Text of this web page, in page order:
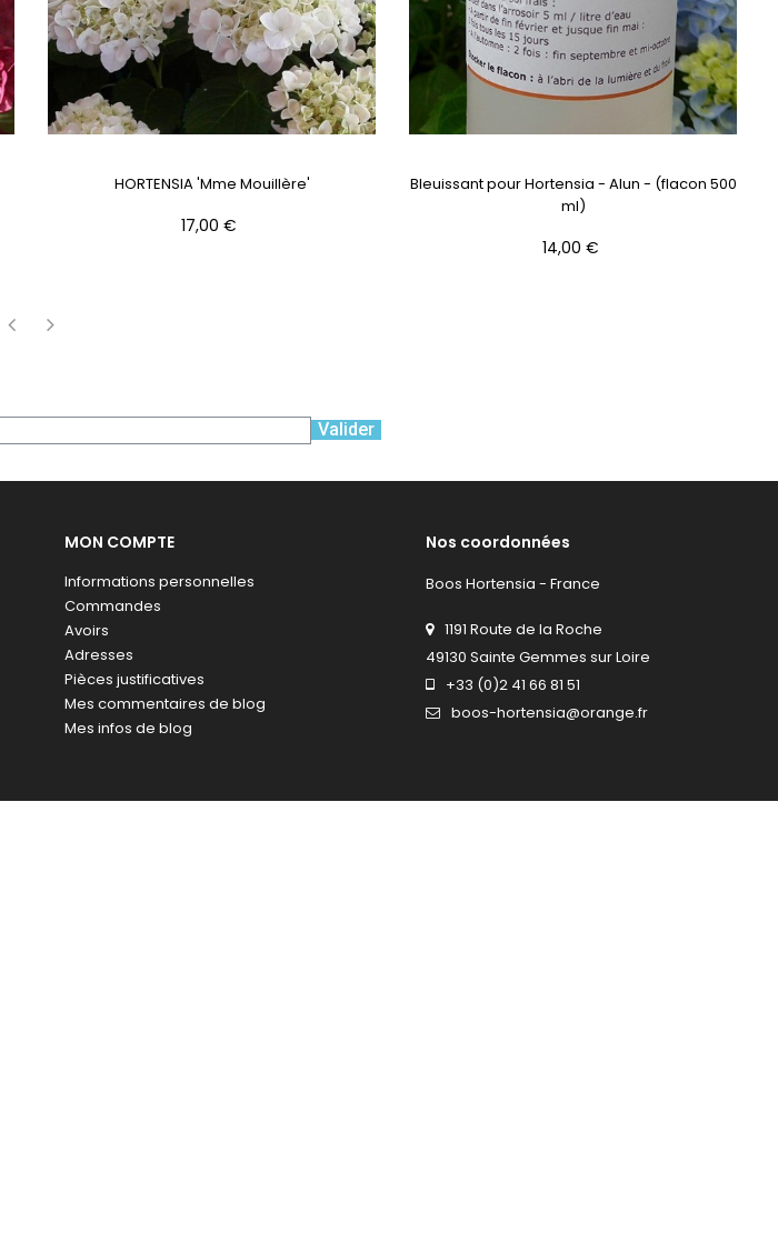
HORTENSIA 'Mme Mouillère'
Prix
17,00 €
Bleuissant pour Hortensia - Alun - (flacon 500
ml)
Prix
14,00 €
Valider
MON COMPTE
Informations personnelles
Commandes
Avoirs
Adresses
Pièces justificatives
Mes commentaires de blog
Mes infos de blog
Nos coordonnées
Boos Hortensia - France
1191 Route de la Roche
49130 Sainte Gemmes sur Loire
+33 (0)2 41 66 81 51
boos-hortensia@orange.fr